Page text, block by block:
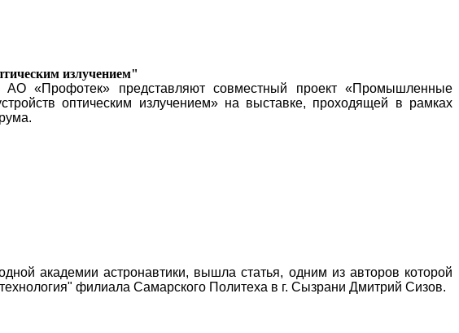
излучением"
«Профотек» представляют совместный проект «Промышленные
оптическим излучением» на выставке, проходящей в рамках
академии астронавтики, вышла статья, одним из авторов которой
филиала Самарского Политеха в г. Сызрани Дмитрий Сизов.